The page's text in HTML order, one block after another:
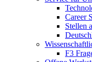
Career
Stellen
F3